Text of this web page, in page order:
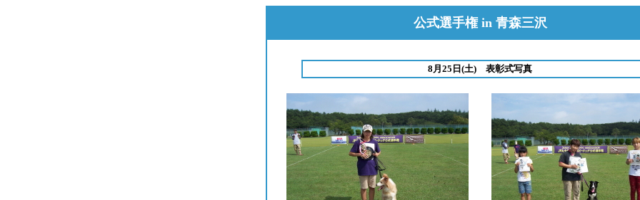
公式選手権 in 青森三沢
8月25日(土) 表彰式写真